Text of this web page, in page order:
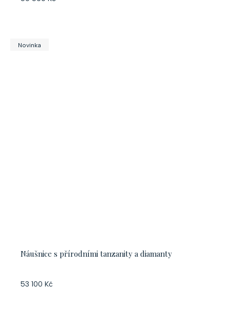
Novinka
Náušnice s přírodními tanzanity a diamanty
53 100 Kč